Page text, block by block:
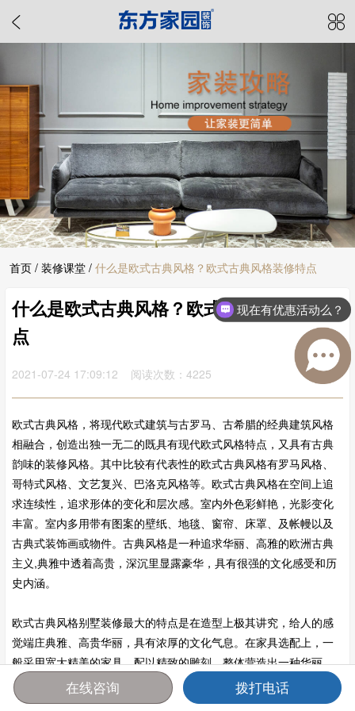
首页 / 装修课堂 / 什么是欧式古典风格？欧式古典风格装修特点
什么是欧式古典风格？欧式古典风格装修特
点
2021-07-24 17:09:12 阅读次数：4225
欧式古典风格，将现代欧式建筑与古罗马、古希腊的经典建筑风格
相融合，创造出独一无二的既具有现代欧式风格特点，又具有古典
韵味的装修风格。其中比较有代表性的欧式古典风格有罗马风格、
哥特式风格、文艺复兴、巴洛克风格等。欧式古典风格在空间上追
求连续性，追求形体的变化和层次感。室内外色彩鲜艳，光影变化
丰富。室内多用带有图案的壁纸、地毯、窗帘、床罩、及帐幔以及
古典式装饰画或物件。古典风格是一种追求华丽、高雅的欧洲古典
主义,典雅中透着高贵，深沉里显露豪华，具有很强的文化感受和历
史内涵。
欧式古典风格别墅装修最大的特点是在造型上极其讲究，给人的感
觉端庄典雅、高贵华丽，具有浓厚的文化气息。在家具选配上，一
般采用宽大精美的家具，配以精致的雕刻，整体营造出一种华丽、
高贵、温馨的感觉。
首页 报价 电话 咨询
现在有优惠活动么？
在线咨询 拨打电话